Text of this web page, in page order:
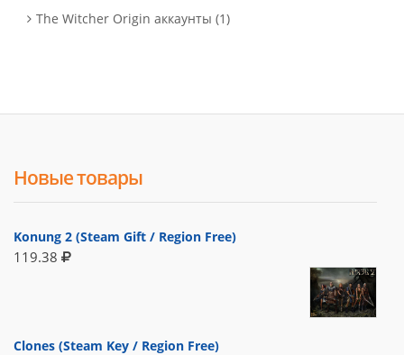
The Witcher Origin аккаунты (1)
Новые товары
Konung 2 (Steam Gift / Region Free)
119.38
Clones (Steam Key / Region Free)